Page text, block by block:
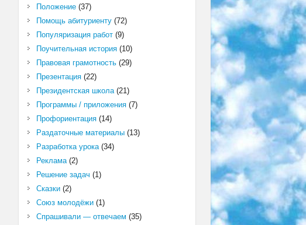
Положение(37)
Помощь абитуриенту(72)
Популяризация работ(9)
Поучительная история(10)
Правовая грамотность(29)
Презентация(22)
Президентская школа(21)
Программы / приложения(7)
Профориентация(14)
Раздаточные материалы(13)
Разработка урока(34)
Реклама(2)
Решение задач (1)
Сказки(2)
Союз молодёжи(1)
Спрашивали — отвечаем (35)